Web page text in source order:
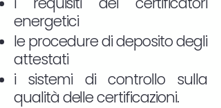
energetici
le procedure di deposito degli
attestati
i sistemi di controllo sulla
qualità delle certificazioni.